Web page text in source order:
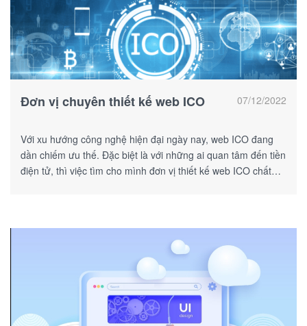
07/12/2022
Đơn vị chuyên thiết kế web ICO
Với xu hướng công nghệ hiện đại ngày nay, web ICO đang
dần chiếm ưu thế. Đặc biệt là với những ai quan tâm đến tiền
điện tử, thì việc tìm cho mình đơn vị thiết kế web ICO chất